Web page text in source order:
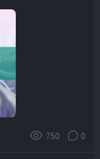
助孩子掌...
750 0